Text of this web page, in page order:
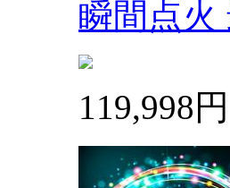
瞬間点火
119,998円